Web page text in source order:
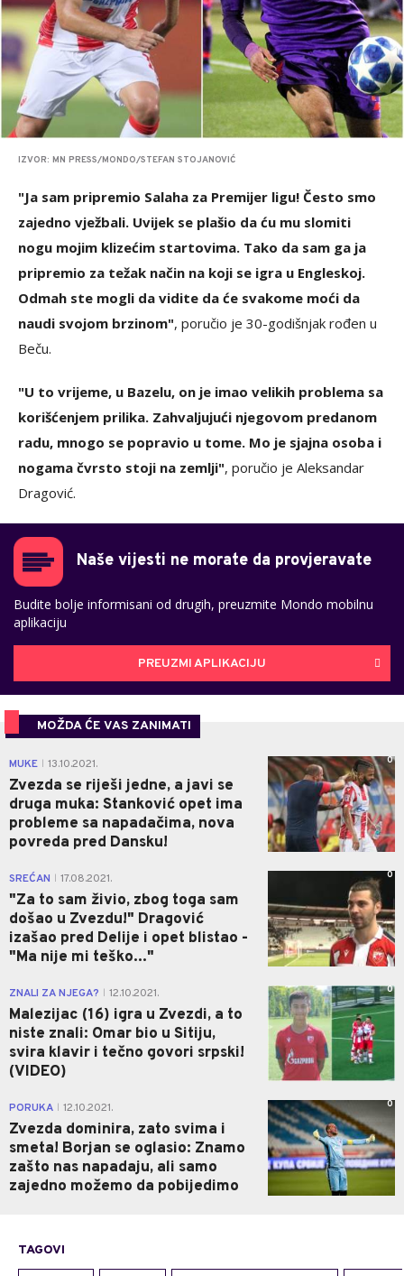
IZVOR: MN PRESS/MONDO/STEFAN STOJANOVIĆ
"Ja sam pripremio Salaha za Premijer ligu! Često smo
zajedno vježbali. Uvijek se plašio da ću mu slomiti
nogu mojim klizećim startovima. Tako da sam ga ja
pripremio za težak način na koji se igra u Engleskoj.
Odmah ste mogli da vidite da će svakome moći da
naudi svojom brzinom", poručio je 30-godišnjak rođen u
Beču.
"U to vrijeme, u Bazelu, on je imao velikih problema sa
korišćenjem prilika. Zahvaljujući njegovom predanom
radu, mnogo se popravio u tome. Mo je sjajna osoba i
nogama čvrsto stoji na zemlji", poručio je Aleksandar
Dragović.
Naše vijesti ne morate da provjeravate
Budite bolje informisani od drugih, preuzmite Mondo mobilnu
aplikaciju
PREUZMI APLIKACIJU
MOŽDA ĆE VAS ZANIMATI
MUKE 13.10.2021.
Zvezda se riješi jedne, a javi se
druga muka: Stanković opet ima
probleme sa napadačima, nova
povreda pred Dansku!
0
SREĆAN 17.08.2021.
"Za to sam živio, zbog toga sam
došao u Zvezdu!" Dragović
izašao pred Delije i opet blistao -
"Ma nije mi teško..."
0
ZNALI ZA NJEGA? 12.10.2021.
Malezijac (16) igra u Zvezdi, a to
niste znali: Omar bio u Sitiju,
svira klavir i tečno govori srpski!
(VIDEO)
0
PORUKA 12.10.2021.
Zvezda dominira, zato svima i
smeta! Borjan se oglasio: Znamo
zašto nas napadaju, ali samo
zajedno možemo da pobijedimo
0
TAGOVI